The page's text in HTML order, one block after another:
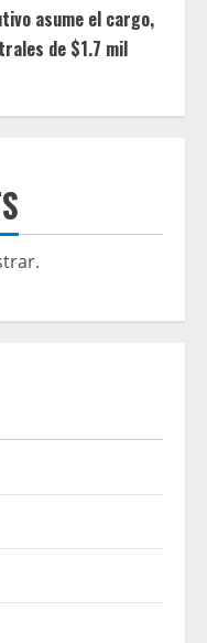
asume el cargo,
de $1.7 mil